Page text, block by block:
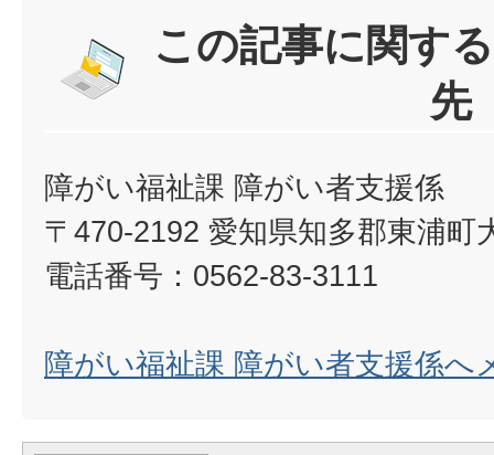
この記事に関す
先
障がい福祉課 障がい者支援係
〒470-2192 愛知県知多郡東浦町
電話番号：0562-83-3111
障がい福祉課 障がい者支援係へ